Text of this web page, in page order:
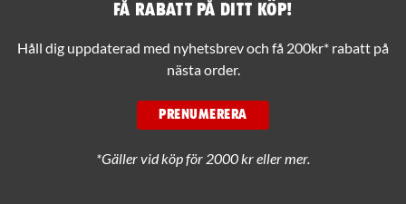
Få rabatt på ditt köp!
Håll dig uppdaterad med nyhetsbrev och få 200kr* rabatt på
nästa order.
PRENUMERERA
*Gäller vid köp för 2000 kr eller mer.